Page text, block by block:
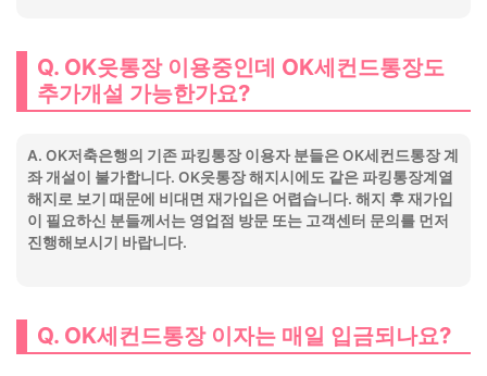
Q. OK읏통장 이용중인데 OK세컨드통장도
추가개설 가능한가요?
A. OK저축은행의 기존 파킹통장 이용자 분들은 OK세컨드통장 계
좌 개설이 불가합니다. OK읏통장 해지시에도 같은 파킹통장계열
해지로 보기 때문에 비대면 재가입은 어렵습니다. 해지 후 재가입
이 필요하신 분들께서는 영업점 방문 또는 고객센터 문의를 먼저
진행해보시기 바랍니다.
Q. OK세컨드통장 이자는 매일 입금되나요?